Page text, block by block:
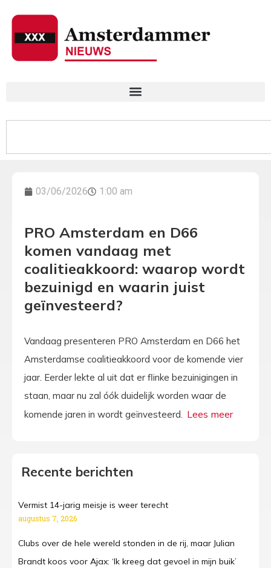
03/06/2026 1:00 am
PRO Amsterdam en D66
komen vandaag met
coalitieakkoord: waarop wordt
bezuinigd en waarin juist
geïnvesteerd?
Vandaag presenteren PRO Amsterdam en D66 het
Amsterdamse coalitieakkoord voor de komende vier
jaar. Eerder lekte al uit dat er flinke bezuinigingen in
staan, maar nu zal óók duidelijk worden waar de
komende jaren in wordt geïnvesteerd.
Recente berichten
Vermist 14-jarig meisje is weer terecht
augustus 7, 2026
Clubs over de hele wereld stonden in de rij, maar Julian
Brandt koos voor Ajax: ‘Ik kreeg dat gevoel in mijn buik’